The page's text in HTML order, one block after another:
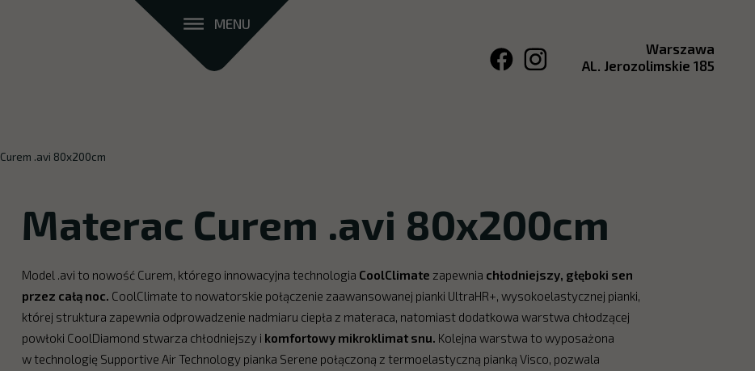
MENU
Warszawa
AL. Jerozolimskie 185
.avi 80x200cm
Materac Curem .avi 80x200cm
Model .avi to nowość Curem, którego innowacyjna technologia CoolClimate zapewnia chłodniejszy, głęboki sen
przez całą noc. CoolClimate to nowatorskie połączenie zaawansowanej pianki UltraHR+, wysokoelastycznej pianki,
której struktura zapewnia odprowadzenie nadmiaru ciepła z materaca, natomiast dodatkowa warstwa chłodzącej
powłoki CoolDiamond stwarza chłodniejszy i komfortowy mikroklimat snu. Kolejna warstwa to wyposażona
w technologię Supportive Air Technology pianka Serene połączoną z termoelastyczną pianką Visco, pozwala